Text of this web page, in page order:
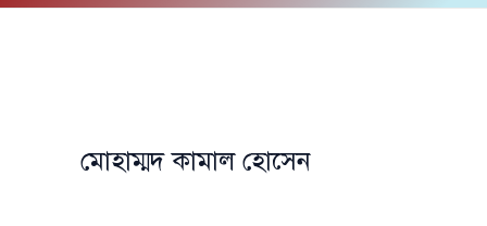
মোহাম্মদ কামাল হোসেন